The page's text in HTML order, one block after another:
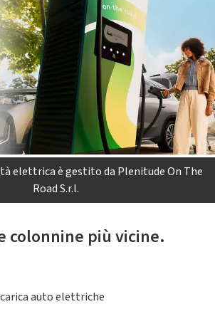
elettrica è gestito da Plenitude On The
Road S.r.l.
colonnine più vicine.
auto elettriche